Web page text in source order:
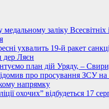
заліку Всесвітніх
ухвалить 19-й ракет
дер Ляєн
план дій Уряду, –
про просування ЗСУ на
напрямку
охочих” відбудеться 17